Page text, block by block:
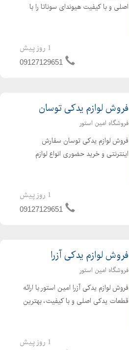
اصلی و با کیفیت هیوندای سوناتا را با
شماست برای خرید لوازم موتوری،
سیستم تعلیق و لوازم جانبی، ا...
1 روز پیش
09127129651
فروش لوازم یدکی توسان
فروشگاه امین استور
فروش لوازم یدکی توسان سفارش
اینترنتی و خرید حضوری انواع لوازم
استور. اگر به دنبال قطعات یدکی اصلی
برای هیوندای توسان خود هستید، فرص...
1 روز پیش
09127129651
فروش لوازم یدکی آزرا
فروشگاه امین استور
فروش لوازم یدکی آزرا امین استور با ارائه
قطعات یدکی اصلی و با کیفیت، بهترین
یدکی اصل و با کیفیت هستید، مرکز
1 روز پیش